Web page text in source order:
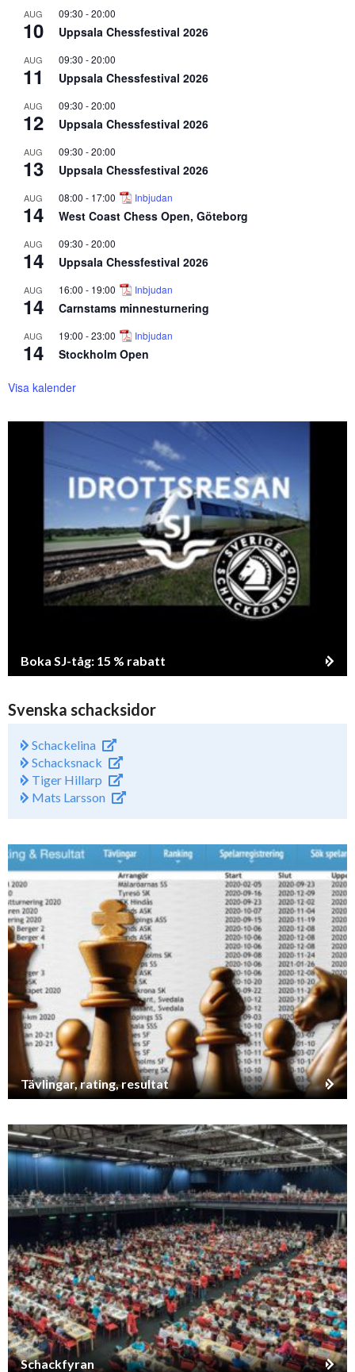
AUG
10
09:30 -20:00
Uppsala Chessfestival 2026
AUG
11
09:30 -20:00
Uppsala Chessfestival 2026
AUG
12
09:30 -20:00
Uppsala Chessfestival 2026
AUG
13
09:30 -20:00
Uppsala Chessfestival 2026
AUG
14
08:00 - 17:00 Inbjudan
West Coast Chess Open, Göteborg
AUG
14
09:30 -20:00
Uppsala Chessfestival 2026
AUG
14
16:00 - 19:00 Inbjudan
Carnstams minnesturnering
AUG
14
19:00 -23:00 Inbjudan
Stockholm Open
Visa kalender
Boka SJ-tåg: 15 % rabatt
Svenska schacksidor
Schackelina
Schacksnack
Tiger Hillarp
Mats Larsson
Tävlingar, rating, resultat
Schackfyran